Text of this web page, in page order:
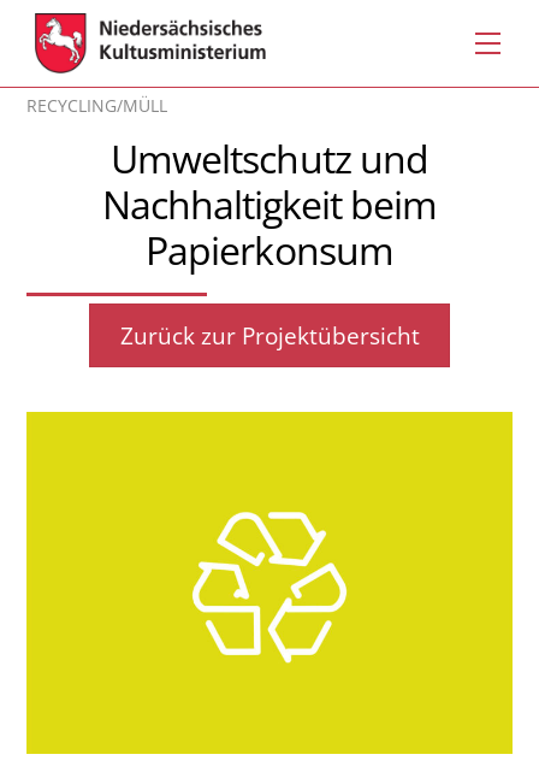
Skip
content
RECYCLING/MÜLL
Umweltschutz und
Nachhaltigkeit beim
Papierkonsum
Zurück zur Projektübersicht